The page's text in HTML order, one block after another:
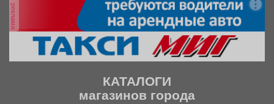
реклама
КАТАЛОГИ
магазинов города